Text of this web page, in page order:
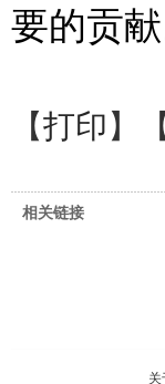
要的贡献
【打印】
相关链接
关